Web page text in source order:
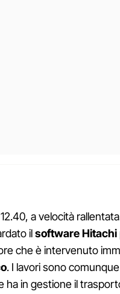
a velocità
ilsoftware Hitachi
che è intervenuto
. I lavori sono
ha in gestione il